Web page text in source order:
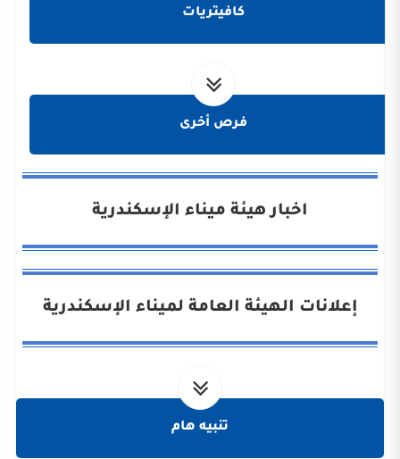
كافيتريات
فرص أخرى
اخبار هيئة ميناء الإسكندرية
إعلانات الهيئة العامة لميناء الإسكندرية
تنبيه هام